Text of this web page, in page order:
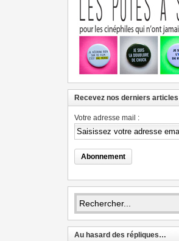
Recevez nos derniers articles
Votre adresse mail :
Au hasard des répliques…